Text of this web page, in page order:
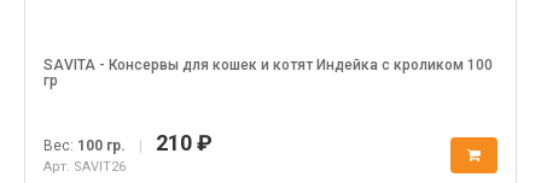
SAVITA - Консервы для кошек и котят Индейка с кроликом 100
гр
Вес: 100 гр. | 210 ₽
Арт. SAVIT26